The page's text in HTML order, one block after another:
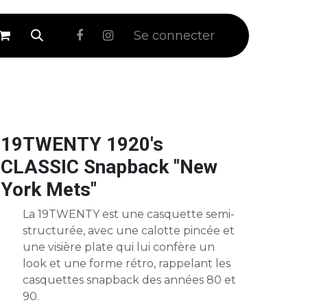
⚪ Soldes Se connecter
19TWENTY 1920's
CLASSIC Snapback "New
York Mets"
La 19TWENTY est une casquette semi-
structurée, avec une calotte pincée et
une visière plate qui lui confère un
look et une forme rétro, rappelant les
casquettes snapback des années 80 et
90.